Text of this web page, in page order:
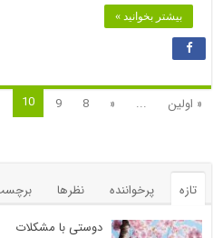
بیشتر بخوانید »
« اولین ...
«
8
9
10
تازه پرخواننده نظرها
دوستی با مشکلات